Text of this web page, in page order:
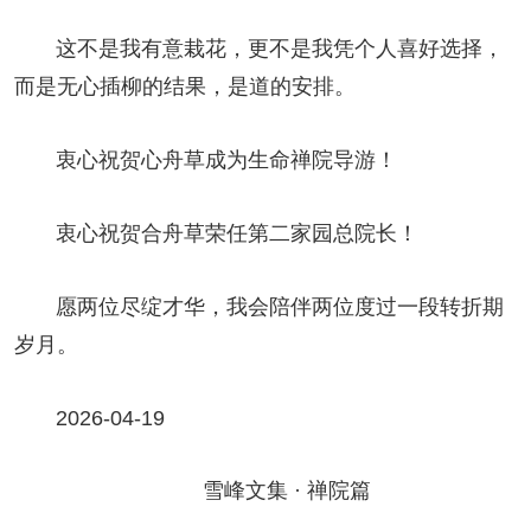
这不是我有意栽花，更不是我凭个人喜好选择，
而是无心插柳的结果，是道的安排。
衷心祝贺心舟草成为生命禅院导游！
衷心祝贺合舟草荣任第二家园总院长！
愿两位尽绽才华，我会陪伴两位度过一段转折期
岁月。
2026-04-19
雪峰文集 · 禅院篇